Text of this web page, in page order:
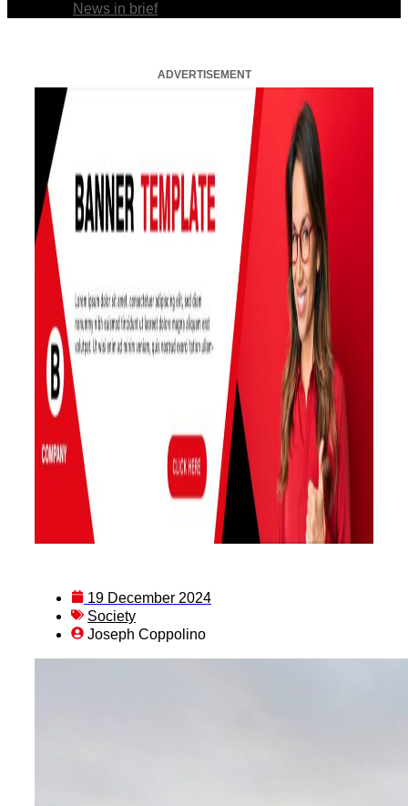
News in brief
ADVERTISEMENT
19 December 2024
Society
Joseph Coppolino